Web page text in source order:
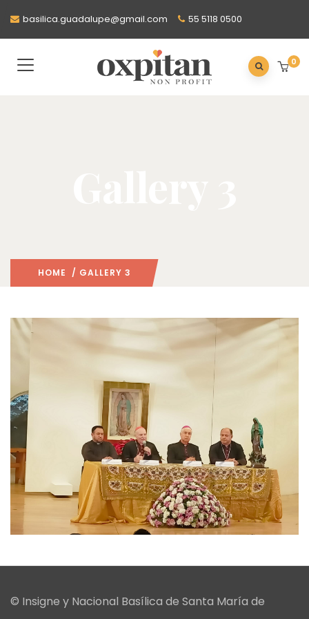
basilica.guadalupe@gmail.com 55 5118 0500
0
HOME / GALLERY 3
© Insigne y Nacional Basílica de Santa María de